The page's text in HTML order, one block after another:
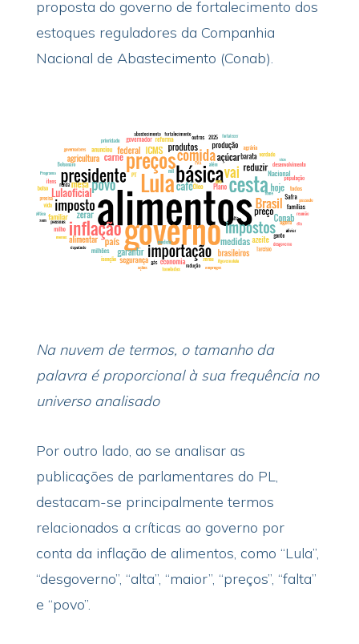
proposta do governo de fortalecimento dos
estoques reguladores da Companhia
Nacional de Abastecimento (Conab).
Na nuvem de termos, o tamanho da
palavra é proporcional à sua frequência no
universo analisado
Por outro lado, ao se analisar as
publicações de parlamentares do PL,
destacam-se principalmente termos
relacionados a críticas ao governo por
conta da inflação de alimentos, como “Lula”,
“desgoverno”, “alta”, “maior”, “preços”, “falta”
e “povo”.